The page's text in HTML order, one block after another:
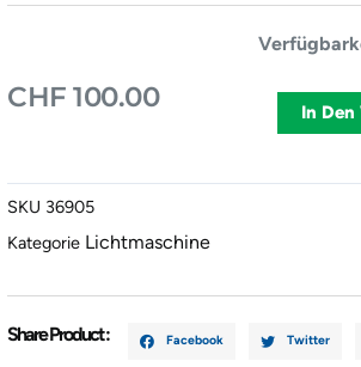
CHF 100.00
BERLINGO
2009
Menge
In
SKU 36905
Kategorie Lichtmaschine
Share Product : Facebook Twitter